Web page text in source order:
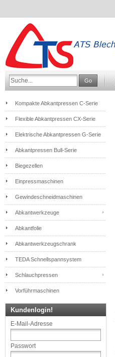
Go
Kompakte Abkantpressen C-Serie
Flexible Abkantpressen CX-Serie
Elektrische Abkantpressen G-Serie
Abkantpressen Bull-Serie
Biegezellen
Einpressmaschinen
Gewindeschneidmaschinen
Abkantwerkzeuge
Abkantfolie
Abkantwerkzeugschrank
TEDA Schnellspannsystem
Schlauchpressen
Vorführmaschinen
Kundenlogin!
E-Mail-Adresse
Passwort